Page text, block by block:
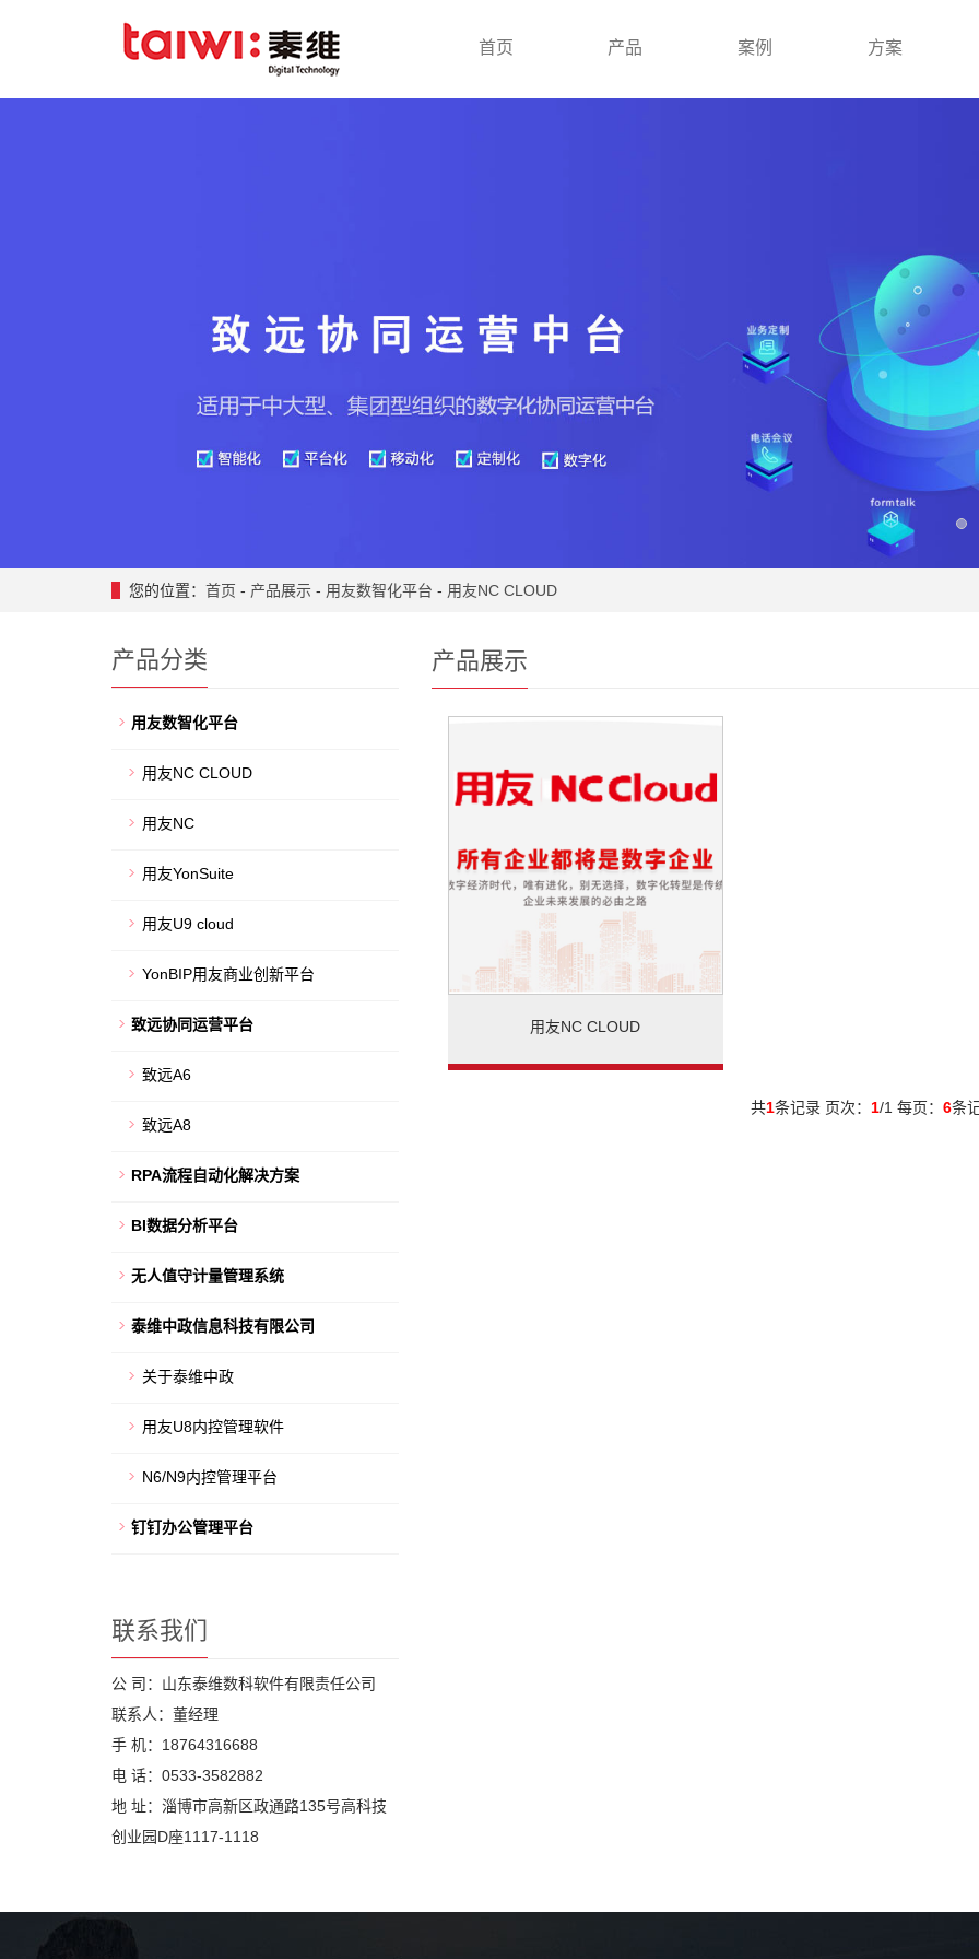
首页 产品 案例 方案
1 2
您的位置： 首页 - 产品展示 - 用友数智化平台 - 用友NC CLOUD
产品分类
用友数智化平台
用友NC CLOUD
用友NC
用友YonSuite
用友U9 cloud
YonBIP用友商业创新平台
致远协同运营平台
致远A6
致远A8
RPA流程自动化解决方案
BI数据分析平台
无人值守计量管理系统
泰维中政信息科技有限公司
关于泰维中政
用友U8内控管理软件
N6/N9内控管理平台
钉钉办公管理平台
联系我们
公 司：山东泰维数科软件有限责任公司
联系人：董经理
手 机：18764316688
电 话：0533-3582882
地 址：淄博市高新区政通路135号高科技
创业园D座1117-1118
产品展示
用友NC CLOUD
共1条记录 页次： 1/1 每页： 6条